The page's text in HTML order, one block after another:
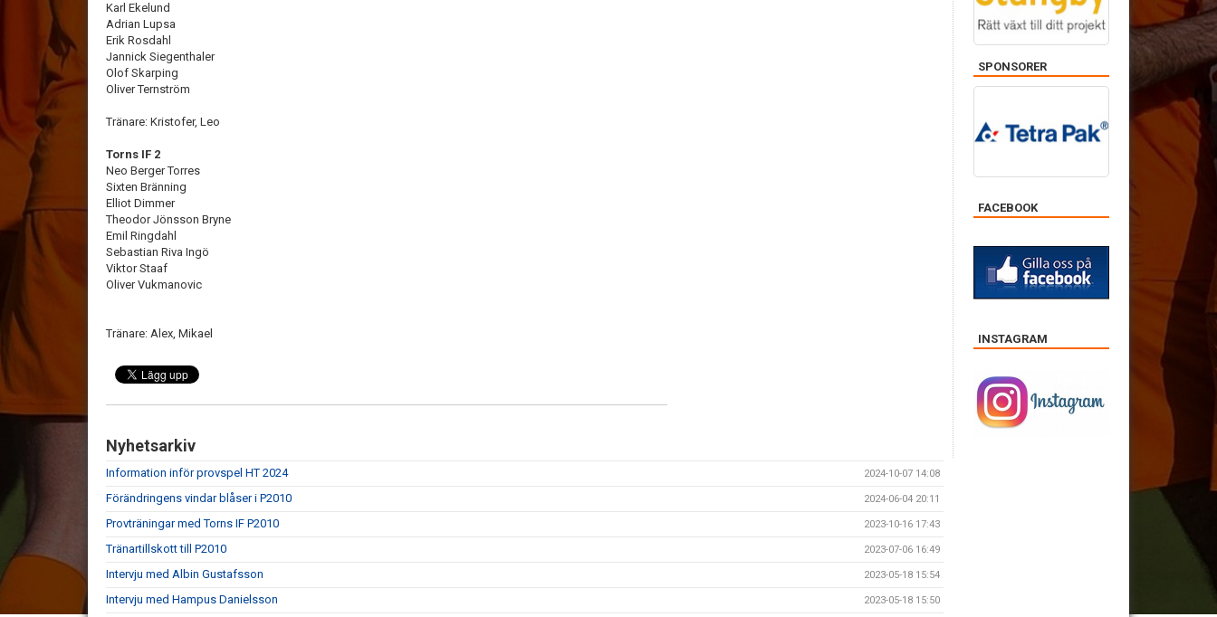
Karl Ekelund
Adrian Lupsa
Erik Rosdahl
Jannick Siegenthaler
Olof Skarping
Oliver Ternström
Tränare: Kristofer, Leo
Torns IF 2
Neo Berger Torres
Sixten Bränning
Elliot Dimmer
Theodor Jönsson Bryne
Emil Ringdahl
Sebastian Riva Ingö
Viktor Staaf
Oliver Vukmanovic
Tränare: Alex, Mikael
Nyhetsarkiv
Information inför provspel HT 2024 2024-10-07 14:08
Förändringens vindar blåser i P2010 2024-06-04 20:11
Provträningar med Torns IF P2010 2023-10-16 17:43
Tränartillskott till P2010 2023-07-06 16:49
Intervju med Albin Gustafsson 2023-05-18 15:54
Intervju med Hampus Danielsson 2023-05-18 15:50
SPONSORER
FACEBOOK
INSTAGRAM